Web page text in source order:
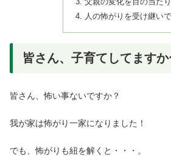
人の怖がりを受け継い
皆さん、子育てしてますか
皆さん、怖い事ないですか？
我が家は怖がり一家になりました！
でも、怖がりも紐を解くと・・・。